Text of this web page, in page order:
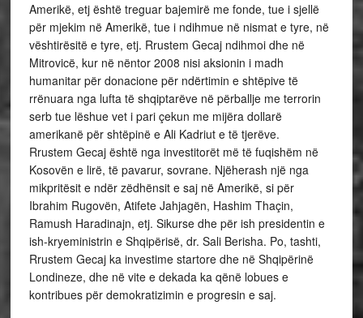
Amerikë, etj është treguar bajemirë me fonde, tue i sjellë
për mjekim në Amerikë, tue i ndihmue në nismat e tyre, në
vështirësitë e tyre, etj. Rrustem Gecaj ndihmoi dhe në
Mitrovicë, kur në nëntor 2008 nisi aksionin i madh
humanitar për donacione për ndërtimin e shtëpive të
rrënuara nga lufta të shqiptarëve në përballje me terrorin
serb tue lëshue vet i pari çekun me mijëra dollarë
amerikanë për shtëpinë e Ali Kadriut e të tjerëve.
Rrustem Gecaj është nga investitorët më të fuqishëm në
Kosovën e lirë, të pavarur, sovrane. Njëherash një nga
mikpritësit e ndër zëdhënsit e saj në Amerikë, si për
Ibrahim Rugovën, Atifete Jahjagën, Hashim Thaçin,
Ramush Haradinajn, etj. Sikurse dhe për ish presidentin e
ish-kryeministrin e Shqipërisë, dr. Sali Berisha. Po, tashti,
Rrustem Gecaj ka investime startore dhe në Shqipërinë
Londineze, dhe në vite e dekada ka qënë lobues e
kontribues për demokratizimin e progresin e saj.